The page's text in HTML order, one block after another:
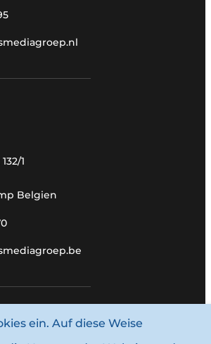
1
Belgien
ein. Auf diese Weise